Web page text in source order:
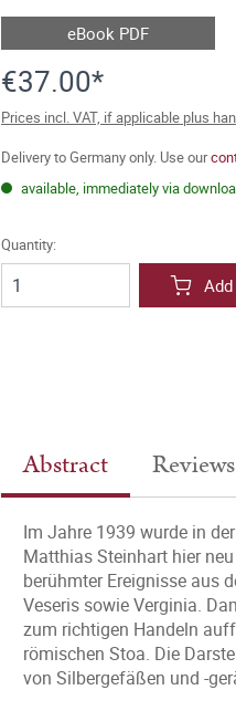
eBook PDF
€37.00*
Prices incl. VAT, if applicable plus
Delivery to Germany only. Use our
available, immediately via
Quantity:
Abstract Reviews
Im Jahre 1939 wurde in
Matthias Steinhart hier
berühmter Ereignisse aus
Veseris sowie Verginia.
zum richtigen Handeln
römischen Stoa. Die
von Silbergefäßen und -